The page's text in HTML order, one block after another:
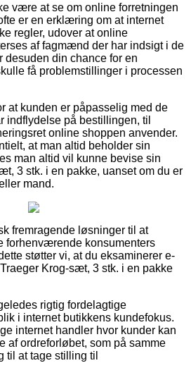
være at se om online forretningen
er en erklæring om at internet
regler, udover at online
af fagmænd der har indsigt i de
din chance for en
få problemstillinger i processen
at kunden er påpasselig med de
indflydelse på bestillingen, til
online shoppen anvender.
at man altid beholder sin
man altid vil kunne bevise sin
3 stk. i en pakke, uanset om du er
mand.
fremragende løsninger til at
forhenværende konsumenters
støtter vi, at du eksaminerer e-
Krog-sæt, 3 stk. i en pakke
rigtig fordelagtige
i internet butikkens kundefokus.
internet handler hvor kunder kan
af ordreforløbet, som på samme
til at tage stilling til